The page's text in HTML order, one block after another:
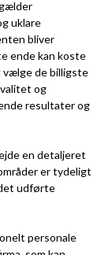
uklare
bliver
ende kan koste
vælge de billigste
og
resultater og
en detaljeret
er tydeligt
udførte
personale